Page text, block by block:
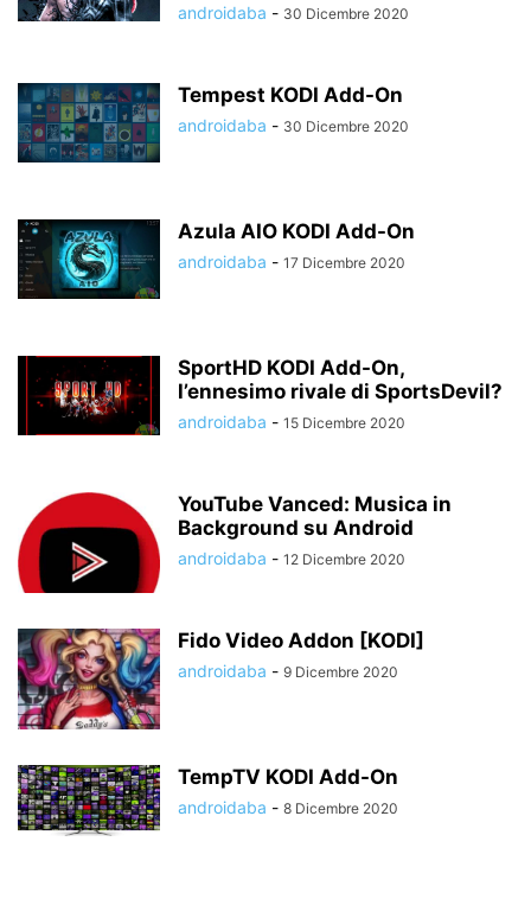
androidaba - 30 Dicembre 2020
Tempest KODI Add-On
androidaba - 30 Dicembre 2020
Azula AIO KODI Add-On
androidaba - 17 Dicembre 2020
SportHD KODI Add-On,
l’ennesimo rivale di SportsDevil?
androidaba - 15 Dicembre 2020
YouTube Vanced: Musica in
Background su Android
androidaba - 12 Dicembre 2020
Fido Video Addon [KODI]
androidaba - 9 Dicembre 2020
TempTV KODI Add-On
androidaba - 8 Dicembre 2020